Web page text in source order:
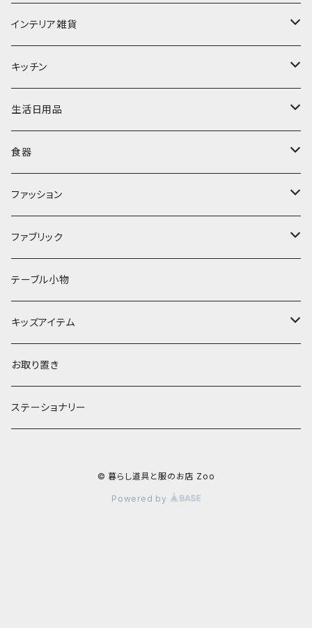
インテリア雑貨
置物・オブジェ
ミラー
ぬいぐるみ
時計
フラワーベース
ランプ
キッチン
水筒・マグ
カトラリー
食器
その他
生活日用品
タオル・ハンカチ
キッチンクロス
その他
食器
コップ・マグカップ
プレート
ボウル
お茶碗
汁椀・丼ぶり
ファッション
バッグ
エプロン
財布・ポーチ
雨傘・日傘
靴・くつした
ファブリック
タオル
クッションカバー
スローケット
テーブル小物
キッズアイテム
靴
スタイ・エプロン
お取り置き
ステーショナリー
© 暮らし道具と服のお店 Zoo
Powered by